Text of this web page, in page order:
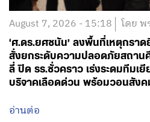
บริจาคเลือดด่วน พร้อมวอนสังค
อ่านต่อ